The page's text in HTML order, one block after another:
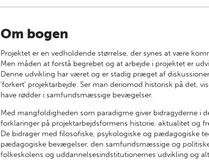
Om bogen
Projektet er en vedholdende størrelse, der synes at være
Men måden at forstå begrebet og at arbejde i projektet er
Denne udvikling har været og er stadig præget af
'forkert' projektarbejde. Ser man deriomod historisk på det,
have rødder i samfundsmæssige bevægelser.
Med mangfoldigheden som paradigme giver bidragyderne i
forklaringer på projektarbejdsformens historie, aktualitet og
De bidrager med filosofiske, psykologiske og pædagogiske
pædagogiske bevægelser, den samfundsmæssige og
folkeskolens og uddannelsesindstitutionernes udvikling og